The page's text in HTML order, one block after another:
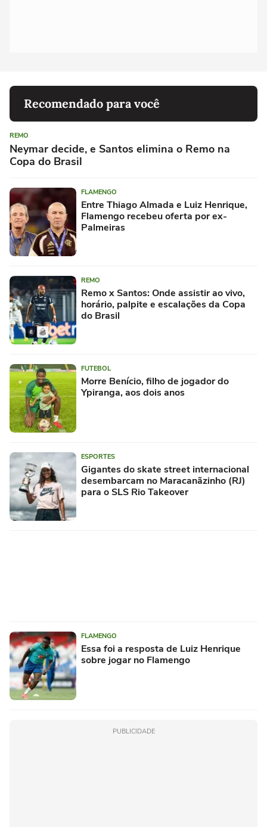
Recomendado para você
REMO
Neymar decide, e Santos elimina o Remo na
Copa do Brasil
FLAMENGO
Entre Thiago Almada e Luiz Henrique,
Flamengo recebeu oferta por ex-
Palmeiras
REMO
Remo x Santos: Onde assistir ao vivo,
horário, palpite e escalações da Copa
do Brasil
FUTEBOL
Morre Benício, filho de jogador do
Ypiranga, aos dois anos
ESPORTES
Gigantes do skate street internacional
desembarcam no Maracanãzinho (RJ)
para o SLS Rio Takeover
FLAMENGO
Essa foi a resposta de Luiz Henrique
sobre jogar no Flamengo
PUBLICIDADE